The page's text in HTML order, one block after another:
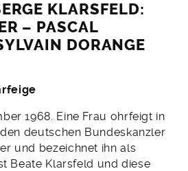
KLARSFELD:
– PASCAL
DORANGE
1968. Eine Frau ohrfeigt in
deutschen Bundeskanzler
und bezeichnet ihn als
ist Beate Klarsfeld und diese